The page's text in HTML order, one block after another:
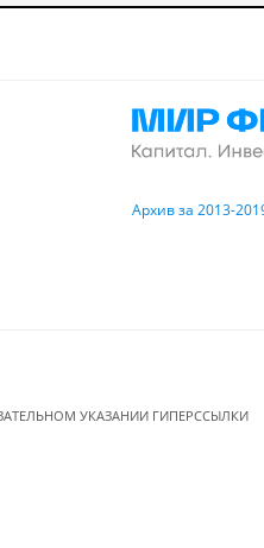
Архив за 2013-
УКАЗАНИИ ГИПЕРССЫЛКИ